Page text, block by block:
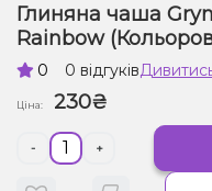
Глиняна чаша
Rainbow
0 0 відгуків
Ціна: 230₴
- +